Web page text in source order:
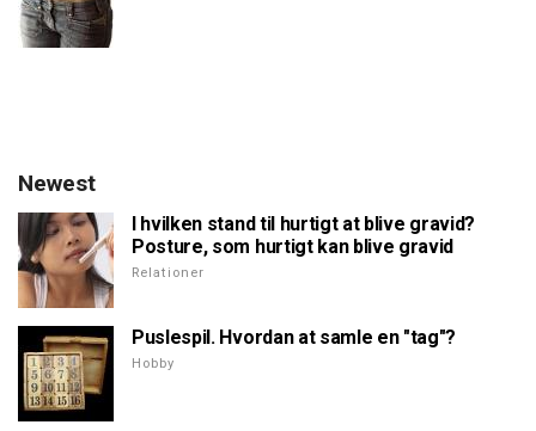
Newest
I hvilken stand til hurtigt at blive gravid?
Posture, som hurtigt kan blive gravid
Relationer
Puslespil. Hvordan at samle en "tag"?
Hobby